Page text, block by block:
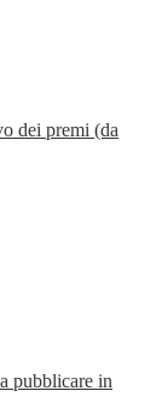
dei premi (da
pubblicare in